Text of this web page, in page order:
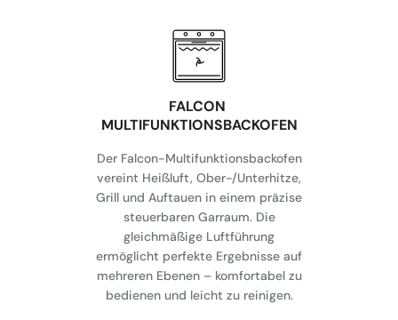
FALCON
MULTIFUNKTIONSBACKOFEN
Der Falcon-Multifunktionsbackofen
vereint Heißluft, Ober-/Unterhitze,
Grill und Auftauen in einem präzise
steuerbaren Garraum. Die
gleichmäßige Luftführung
ermöglicht perfekte Ergebnisse auf
mehreren Ebenen – komfortabel zu
bedienen und leicht zu reinigen.